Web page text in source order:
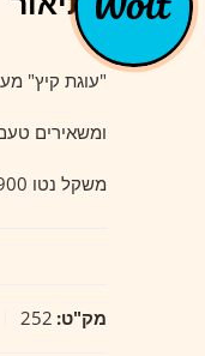
"עוגת קיץ"
ומשאירים
משקל נטו 900 גרם
מק"ט: 252